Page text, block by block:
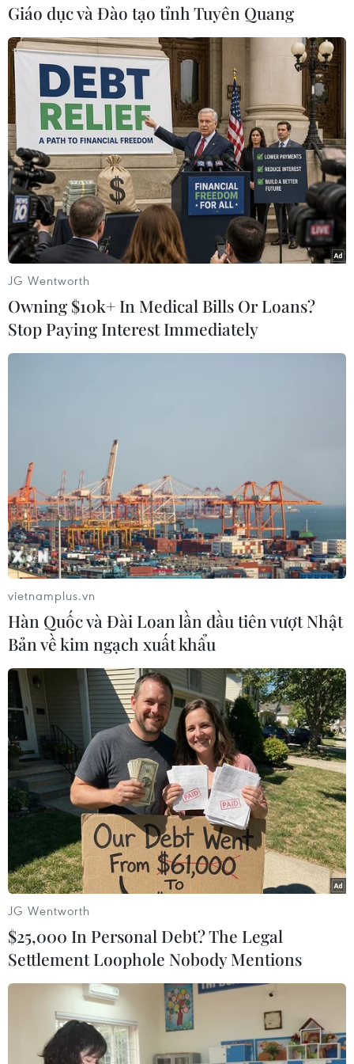
#Samsung Electronics #Ambarella
#chip ôtô
Theo dõi VietnamPlus
TIN LIÊN QUAN
Các công ty Mỹ lên kế hoạch giảm sử dụng
chip Trung Quốc
05/01/2023 07:06
Hãng máy tính Dell của Mỹ đã yêu cầu các nhà cung
cấp những linh kiện cùng các công ty lắp ráp sản phẩm
hỗ trợ cho công tác chuẩn bị sản xuất ở những nước
khác ngoài Trung Quốc.
Giáo dục và Đào tạo tỉnh Tuyên Quang
JG Wentworth
Owning $10k+ In Medical Bills Or Loans?
Stop Paying Interest Immediately
vietnamplus.vn
Hàn Quốc và Đài Loan lần đầu tiên vượt Nhật
Bản về kim ngạch xuất khẩu
JG Wentworth
$25,000 In Personal Debt? The Legal
Settlement Loophole Nobody Mentions